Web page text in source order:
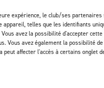
expérience, le club/ses partenaires
telles que les identifiants
avez la possibilité d'accepter
Vous avez également la possibilité
peut affecter l'accès à certains onglet